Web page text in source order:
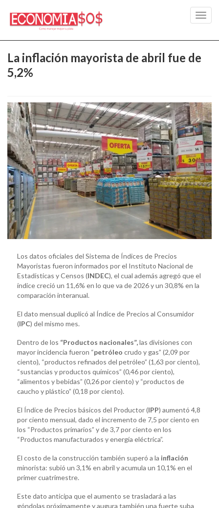
La inflación mayorista de abril fue de
5,2%
Los datos oficiales del Sistema de Índices de Precios
Mayoristas fueron informados por el Instituto Nacional de
Estadísticas y Censos (INDEC), el cual además agregó que el
índice creció un 11,6% en lo que va de 2026 y un 30,8% en la
comparación interanual.
El dato mensual duplicó al Índice de Precios al Consumidor
(IPC) del mismo mes.
Dentro de los “Productos nacionales”,las divisiones con
mayor incidencia fueron “petróleo crudo y gas” (2,09 por
ciento), “productos refinados del petróleo” (1,63 por ciento),
“sustancias y productos químicos” (0,46 por ciento),
“alimentos y bebidas” (0,26 por ciento) y “productos de
caucho y plástico” (0,18 por ciento).
El Índice de Precios básicos del Productor (IPP) aumentó 4,8
por ciento mensual, dado el incremento de 7,5 por ciento en
los “Productos primarios” y de 3,7 por ciento en los
“Productos manufacturados y energía eléctrica”.
El costo de la construcción también superó a la inflación
minorista: subió un 3,1% en abril y acumula un 10,1% en el
primer cuatrimestre.
Este dato anticipa que el aumento se trasladará a las
góndolas próximamente y augura también una fuerte suba